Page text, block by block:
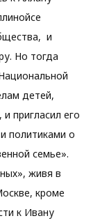
и
Но тогда
детей,
пригласил его
политиками о
семье».
живя в
кроме
к Ивану